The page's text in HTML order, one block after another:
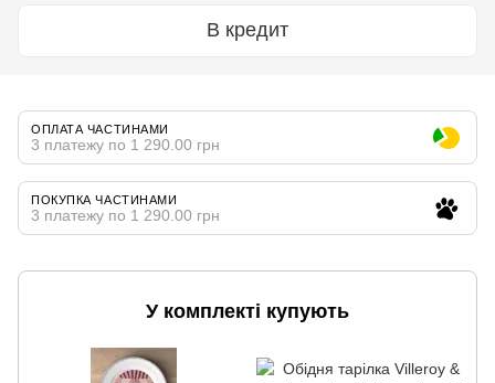
В кредит
ОПЛАТА ЧАСТИНАМИ
3 платежу по 1 290.00 грн
ПОКУПКА ЧАСТИНАМИ
3 платежу по 1 290.00 грн
У комплекті купують